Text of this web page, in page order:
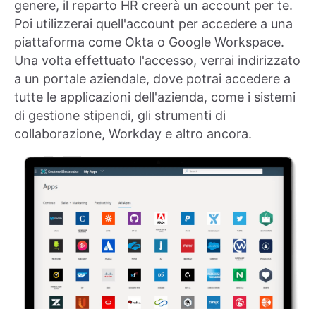
genere, il reparto HR creerà un account per te.
Poi utilizzerai quell'account per accedere a una
piattaforma come Okta o Google Workspace.
Una volta effettuato l'accesso, verrai indirizzato
a un portale aziendale, dove potrai accedere a
tutte le applicazioni dell'azienda, come i sistemi
di gestione stipendi, gli strumenti di
collaborazione, Workday e altro ancora.